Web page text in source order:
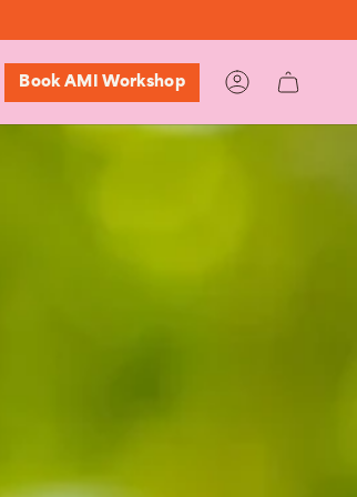
Book AMI Workshop Account